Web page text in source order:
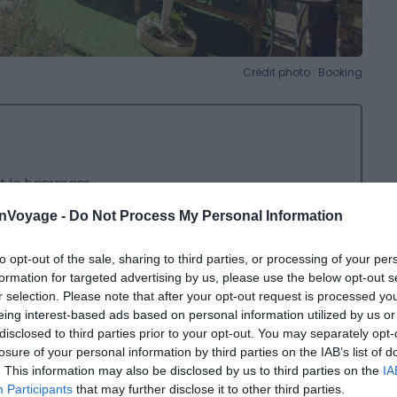
- Do Not Process My Personal Information
opt-out of the sale, sharing to third parties, or processing of your
for targeted advertising by us, please use the below opt-out
selection. Please note that after your opt-out request is processed
interest-based ads based on personal information utilized by us
to third parties prior to your opt-out. You may separately
of your personal information by third parties on the IAB’s list of
This information may also be disclosed by us to third parties on the
Participants that may further disclose it to other third parties.
Crédit photo : Booking
le hammam
les
. Mais aussi d’une décoration à la fois
dans les montagnes environnantes. Puis
à seulement 10 min en voiture du riad. À
du Paradisoffre des sentiers de randonnée à
est à seulement 30 km.
vous dansla piscine extérieure et profitez du